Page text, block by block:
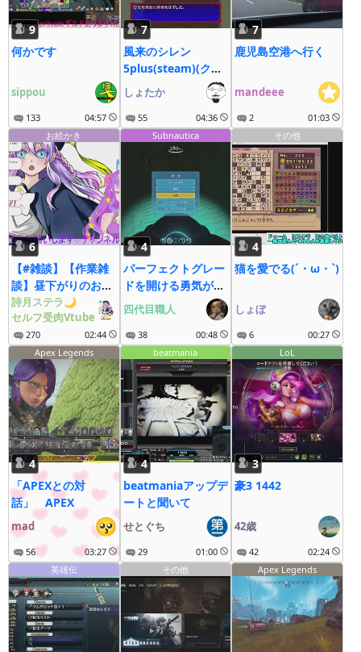
9
何かです
sippou
133 04:57
7
風来のシレン
5plus(steam)(クリ
ア後) #2
しょたか
55 04:36
7
鹿児島空港へ行く
mandeee
2
01:03
お絵かき
6
【#雑談】【作業雑
談】昼下がりのお絵
描き雑談！おそよう
言いにきてきて
♡【#詩月ステラ】
詩月ステラ🌙
セルフ受肉Vtube
270 02:44
Subnautica
4
パーフェクトグレー
ドを開ける勇気がな
いおっさん
四代目職人
38 00:48
その他
4
猫を愛でる(´・ω・`)
しょぼ
6
00:27
Apex Legends
4
「APEXとの対
話」 APEX
mad
56 03:27
beatmania
4
beatmaniaアップデ
ートと聞いて
せとぐち
29 01:00
LoL
3
豪3 1442
42歳
42
02:24
英雄伝
その他 Apex Legends